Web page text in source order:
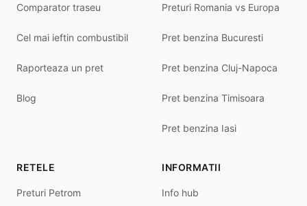
Comparator traseu
Cel mai ieftin combustibil
Raporteaza un pret
Blog
Preturi Romania vs Europa
Pret benzina Bucuresti
Pret benzina Cluj-Napoca
Pret benzina Timisoara
Pret benzina Iasi
RETELE
Preturi Petrom
INFORMATII
Info hub